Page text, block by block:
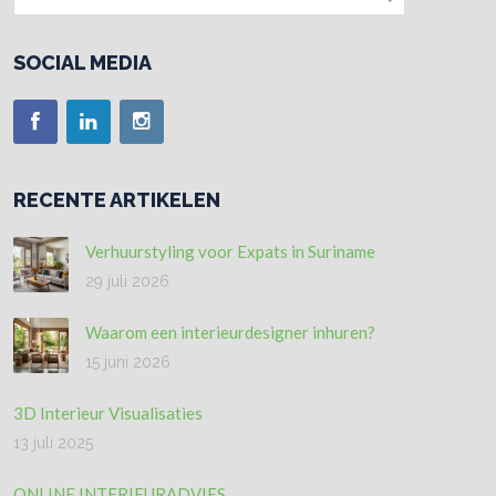
SOCIAL MEDIA
RECENTE ARTIKELEN
Verhuurstyling voor Expats in Suriname
29 juli 2026
Waarom een interieurdesigner inhuren?
15 juni 2026
3D Interieur Visualisaties
13 juli 2025